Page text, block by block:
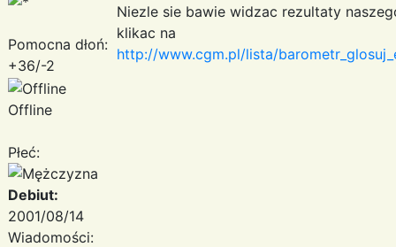
Pomocna dłoń:
+36/-2
Offline
Płeć:
Debiut:
2001/08/14
Wiadomości:
Niezle sie bawie widzac rezultaty
klikac na
http://www.cgm.pl/lista/